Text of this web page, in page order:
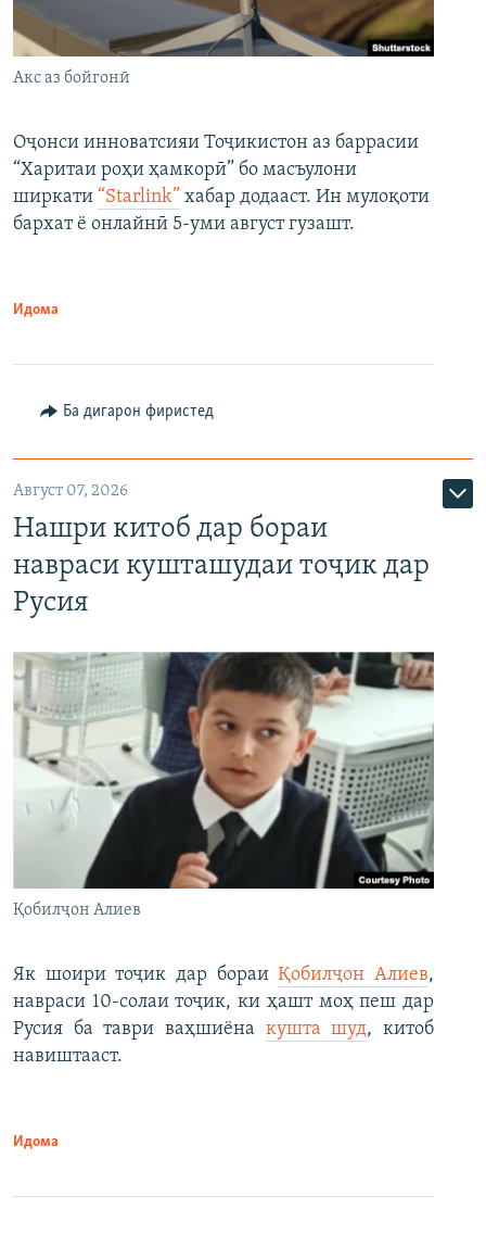
Акс аз бойгонӣ
Оҷонси инноватсияи Тоҷикистон аз баррасии
“Харитаи роҳи ҳамкорӣ” бо масъулони
ширкати “Starlink” хабар додааст. Ин мулоқоти
бархат ё онлайнӣ 5-уми август гузашт.
Идома
Ба дигарон фиристед
Август 07, 2026
Нашри китоб дар бораи
навраси кушташудаи тоҷик дар
Русия
Қобилҷон Алиев
Як шоири тоҷик дар бораиҚобилҷон Алиев,
навраси 10-солаи тоҷик, ки ҳашт моҳ пеш дар
Русия ба таври ваҳшиёна кушта шуд, китоб
навиштааст.
Идома